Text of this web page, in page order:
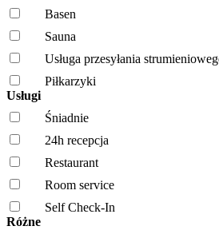
Basen
Sauna
Usługa przesyłania
Piłkarzyki
Usługi
Śniadnie
24h recepcja
Restaurant
Room service
Self Check-In
Różne